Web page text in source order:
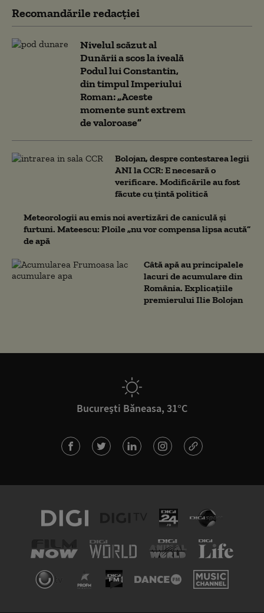
Recomandările redacţiei
Nivelul scăzut al
Dunării a scos la iveală
Podul lui Constantin,
din timpul Imperiului
Roman: „Aceste
momente sunt extrem
de valoroase”
Bolojan, despre contestarea legii
ANI la CCR: E necesară o
verificare. Modificările au fost
făcute cu țintă politică
Meteorologii au emis noi avertizări de caniculă și
furtuni. Mateescu: Ploile „nu vor compensa lipsa acută”
de apă
Câtă apă au principalele
lacuri de acumulare din
România. Explicațiile
premierului Ilie Bolojan
București Băneasa, 31°C